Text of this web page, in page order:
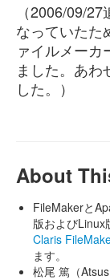
（2006/09/
なっていたた
ァイルメーカ
ました。あわ
した。）
About
FileMakerと
版およびLinux
Claris
ます。
松尾 篤（